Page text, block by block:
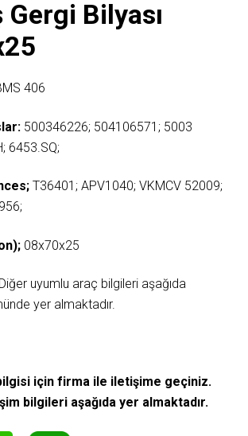
Gergi Bilyası
406
500346226; 504106571; 5003
6453.SQ;
T36401; APV1040; VKMCV 52009;
08x70x25
Diğer uyumlu araç bilgileri aşağıda
yer almaktadır.
için firma ile iletişime geçiniz.
bilgileri aşağıda yer almaktadır.